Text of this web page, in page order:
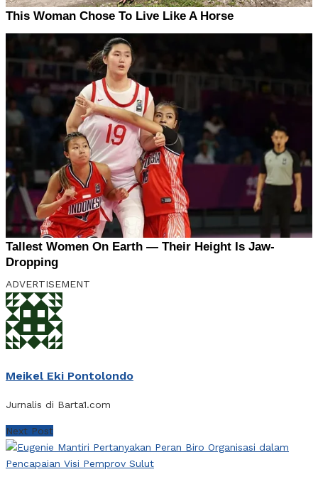
ADVERTISEMENT
Meikel Eki Pontolondo
Jurnalis di Barta1.com
Next Post